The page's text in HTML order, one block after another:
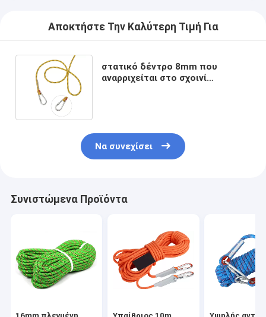
Αποκτήστε Την Καλύτερη Τιμή Για
στατικό δέντρο 8mm που
αναρριχείται στο σχοινί
Να συνεχίσει
Συνιστώμενα Προϊόντα